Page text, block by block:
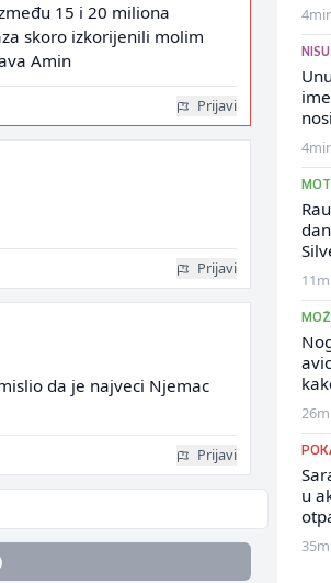
15 i 20 miliona
skoro izkorijenili molim
Amin
Prijavi
Prijavi
da je najveci Njemac
Prijavi
nosi
u